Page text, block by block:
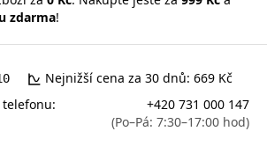
zdarma!
Nejnižší cena za 30 dnů: 669 Kč
+420 731 000 147
(Po–Pá: 7:30–17:00 hod)